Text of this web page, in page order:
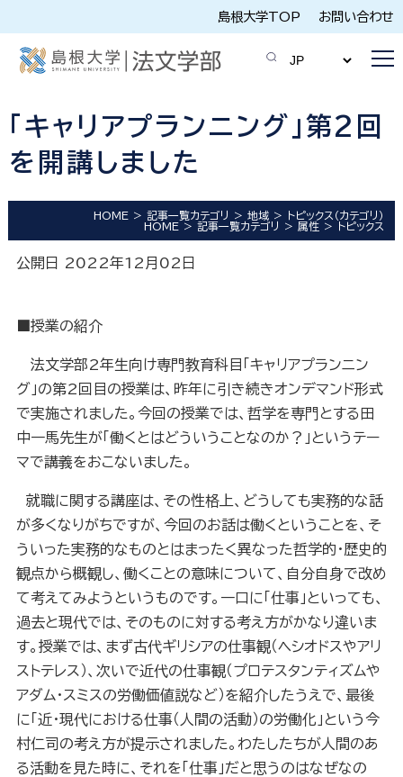
島根大学TOP お問い合わせ
「キャリアプランニング」第2回
を開講しました
HOME 記事一覧カテゴリ 地域
トピックス（カテゴリ）
HOME
記事一覧カテゴリ 属性 トピックス
公開日 2022年12月02日
■授業の紹介
法文学部2年生向け専門教育科目「キャリアプランニン
グ」の第2回目の授業は、昨年に引き続きオンデマンド形式
で実施されました。今回の授業では、哲学を専門とする田
中一馬先生が「働くとはどういうことなのか？」というテー
マで講義をおこないました。
就職に関する講座は、その性格上、どうしても実務的な話
が多くなりがちですが、今回のお話は働くということを、そ
ういった実務的なものとはまったく異なった哲学的・歴史的
観点から概観し、働くことの意味について、自分自身で改め
て考えてみようというものです。一口に「仕事」といっても、
過去と現代では、そのものに対する考え方がかなり違いま
す。授業では、まず古代ギリシアの仕事観（ヘシオドスやアリ
ストテレス）、次いで近代の仕事観（プロテスタンティズムや
アダム・スミスの労働価値説など）を紹介したうえで、最後
に「近・現代における仕事（人間の活動）の労働化」という今
村仁司の考え方が提示されました。わたしたちが人間のあ
る活動を見た時に、それを「仕事」だと思うのはなぜなの